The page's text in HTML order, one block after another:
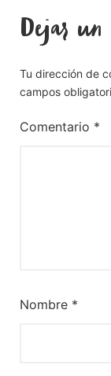
Dejar
Tu dirección de
campos
Comentario *
Nombre *